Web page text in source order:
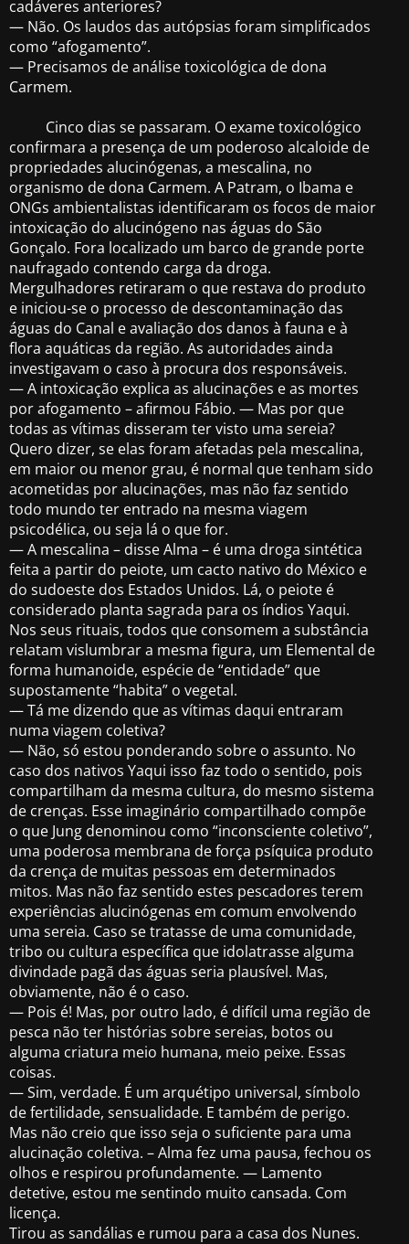
cadáveres anteriores?
— Não. Os laudos das autópsias foram simplificados
como “afogamento”.
— Precisamos de análise toxicológica de dona
Carmem.
Cinco dias se passaram. O exame toxicológico
confirmara a presença de um poderoso alcaloide de
propriedades alucinógenas, a mescalina, no
organismo de dona Carmem. A Patram, o Ibama e
ONGs ambientalistas identificaram os focos de maior
intoxicação do alucinógeno nas águas do São
Gonçalo. Fora localizado um barco de grande porte
naufragado contendo carga da droga.
Mergulhadores retiraram o que restava do produto
e iniciou-se o processo de descontaminação das
águas do Canal e avaliação dos danos à fauna e à
flora aquáticas da região. As autoridades ainda
investigavam o caso à procura dos responsáveis.
— A intoxicação explica as alucinações e as mortes
por afogamento – afirmou Fábio. — Mas por que
todas as vítimas disseram ter visto uma sereia?
Quero dizer, se elas foram afetadas pela mescalina,
em maior ou menor grau, é normal que tenham sido
acometidas por alucinações, mas não faz sentido
todo mundo ter entrado na mesma viagem
psicodélica, ou seja lá o que for.
— A mescalina – disse Alma – é uma droga sintética
feita a partir do peiote, um cacto nativo do México e
do sudoeste dos Estados Unidos. Lá, o peiote é
considerado planta sagrada para os índios Yaqui.
Nos seus rituais, todos que consomem a substância
relatam vislumbrar a mesma figura, um Elemental de
forma humanoide, espécie de “entidade” que
supostamente “habita” o vegetal.
— Tá me dizendo que as vítimas daqui entraram
numa viagem coletiva?
— Não, só estou ponderando sobre o assunto. No
caso dos nativos Yaqui isso faz todo o sentido, pois
compartilham da mesma cultura, do mesmo sistema
de crenças. Esse imaginário compartilhado compõe
o que Jung denominou como “inconsciente coletivo”,
uma poderosa membrana de força psíquica produto
da crença de muitas pessoas em determinados
mitos. Mas não faz sentido estes pescadores terem
experiências alucinógenas em comum envolvendo
uma sereia. Caso se tratasse de uma comunidade,
tribo ou cultura específica que idolatrasse alguma
divindade pagã das águas seria plausível. Mas,
obviamente, não é o caso.
— Pois é! Mas, por outro lado, é difícil uma região de
pesca não ter histórias sobre sereias, botos ou
alguma criatura meio humana, meio peixe. Essas
coisas.
— Sim, verdade. É um arquétipo universal, símbolo
de fertilidade, sensualidade. E também de perigo.
Mas não creio que isso seja o suficiente para uma
alucinação coletiva. – Alma fez uma pausa, fechou os
olhos e respirou profundamente. — Lamento
detetive, estou me sentindo muito cansada. Com
licença.
Tirou as sandálias e rumou para a casa dos Nunes.